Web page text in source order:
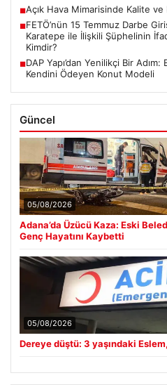
■Açık Hava Mimarisinde Kalite
■FETÖ’nün 15 Temmuz Darbe
Karatepe ile İlişkili Şüphelinin
Kimdir?
■DAP Yapı’dan Yenilikçi Bir
Kendini Ödeyen Konut Modeli
Güncel
05/08/2026
Adana’da Üzücü Kaza: Eski
Genç Hayatını Kaybetti
05/08/2026
Dereye düştü: 3 yaşındaki